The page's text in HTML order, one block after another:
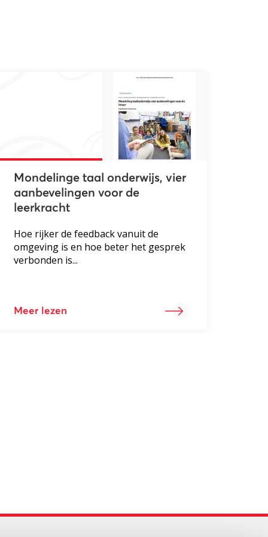
Mondelinge taal onderwijs, vier
aanbevelingen voor de
leerkracht
Hoe rijker de feedback vanuit de
omgeving is en hoe beter het gesprek
verbonden is...
Meer lezen